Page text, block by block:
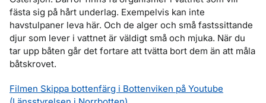
fästa sig på hårt underlag. Exempelvis kan inte
havstulpaner leva här. Och de alger och små fastssittande
djur som lever i vattnet är väldigt små och mjuka. När du
tar upp båten går det fortare att tvätta bort dem än att måla
båtskrovet.
Filmen Skippa bottenfärg i Bottenviken på Youtube